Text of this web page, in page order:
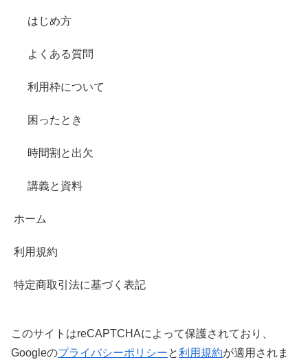
はじめ方
よくある質問
利用枠について
困ったとき
時間割と出欠
講義と資料
ホーム
利用規約
特定商取引法に基づく表記
このサイトはreCAPTCHAによって保護されており、
Googleのプライバシーポリシーと利用規約が適用されま